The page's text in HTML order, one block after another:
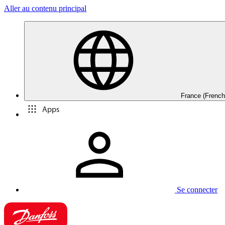
Aller au contenu principal
France
Apps
Se connecter